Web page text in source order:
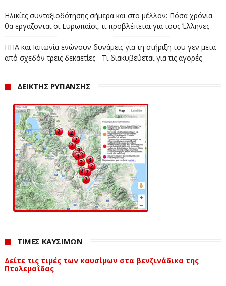
Ηλικίες συνταξιοδότησης σήμερα και στο μέλλον: Πόσα χρόνια
θα εργάζονται οι Ευρωπαίοι, τι προβλέπεται για τους Έλληνες
ΗΠΑ και Ιαπωνία ενώνουν δυνάμεις για τη στήριξη του γεν μετά
από σχεδόν τρεις δεκαετίες - Τι διακυβεύεται για τις αγορές
ΔΕΙΚΤΗΣ ΡΥΠΑΝΣΗΣ
ΤΙΜΕΣ ΚΑΥΣΙΜΩΝ
Δείτε τις τιμές των καυσίμων στα βενζινάδικα της
Πτολεμαΐδας